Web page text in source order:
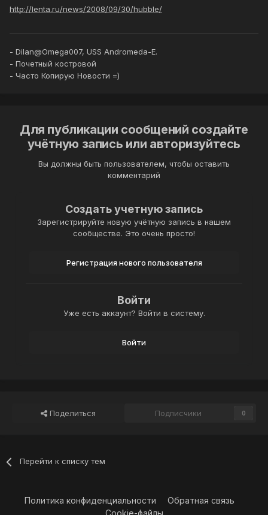
http://lenta.ru/news/2008/09/30/hubble/
- Dilan@Omega007, USS Andromeda-E.
- Почетный костровой
- Часто Копирую Новости =)
Для публикации сообщений создайте
учётную запись или авторизуйтесь
Вы должны быть пользователем, чтобы оставить
комментарий
Создать учетную запись
Зарегистрируйте новую учётную запись в нашем
сообществе. Это очень просто!
Регистрация нового пользователя
Войти
Уже есть аккаунт? Войти в систему.
Войти
Поделиться Подписчики 0
Перейти к списку тем
Политика конфиденциальности
Обратная связь